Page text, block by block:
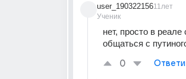
user_190322156
Ученик
11лет
нет, просто в реале
общаться с
0